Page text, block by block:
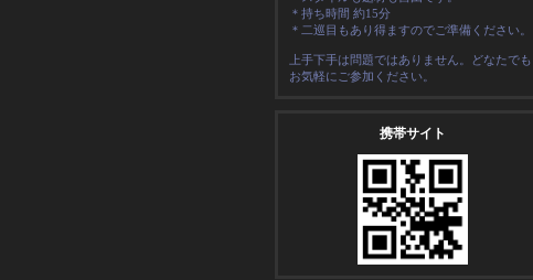
＊ 持ち時間 約15分
＊二巡目もあり得ますのでご準備ください。
上手下手は問題ではありません。どなたでも
お気軽にご参加ください。
携帯サイト